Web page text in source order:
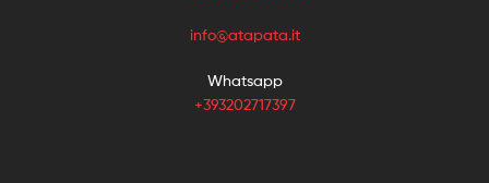
info@atapata.it
Whatsapp
+393202717397